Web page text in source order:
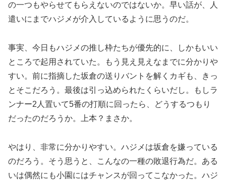
の一つもやらせてもらえないのではないか。早い話が、人
遣いにまでハジメが介入しているように思うのだ。
事実、今日もハジメの推し枠たちが優先的に、しかもいい
ところで起用されていた。もう見え見えなまでに分かりや
すい。前に指摘した坂倉の送りバントを解くカギも、きっ
とそこだろう。最後は引っ込められたくらいだし。もしラ
ンナー2人置いて5番の打順に回ったら、どうするつもり
だったのだろうか。上本？まさか。
やはり、非常に分かりやすい。ハジメは坂倉を嫌っている
のだろう。そう思うと、こんなの一種の敗退行為だ。ある
いは偶然にも小園にはチャンスが回ってこなかった。ハジ